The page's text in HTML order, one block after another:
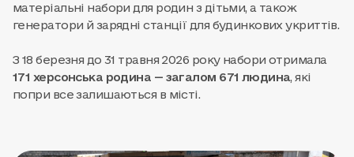
матеріальні набори для родин з дітьми, а також
генератори й зарядні станції для будинкових укриттів.
З 18 березня до 31 травня 2026 року набори отримала
171 херсонська родина — загалом 671 людина, які
попри все залишаються в місті.